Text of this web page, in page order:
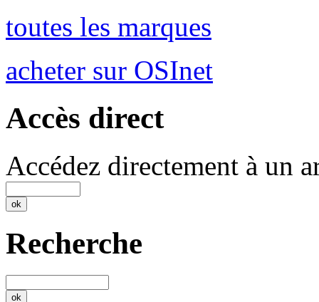
toutes les marques
acheter sur OSInet
Accès direct
Accédez directement à un
Recherche